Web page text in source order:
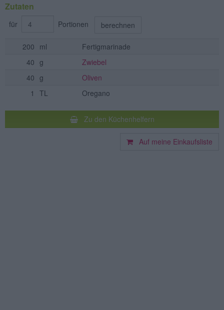
Zutaten
für Portionen berechnen
200 ml
Fertigmarinade
40 g
Zwiebel
40 g
Oliven
1
TL Oregano
Zu den Küchenhelfern
Auf meine Einkaufsliste